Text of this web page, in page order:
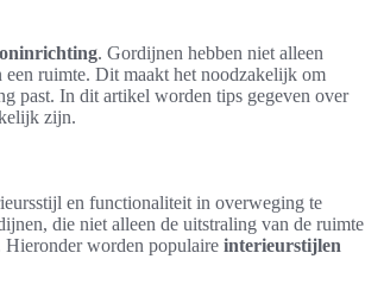
. Gordijnen hebben niet alleen
ruimte. Dit maakt het noodzakelijk om
past. In dit artikel worden tips gegeven over
zijn.
en functionaliteit in overweging te
die niet alleen de uitstraling van de ruimte
Hieronder worden populaire interieurstijlen